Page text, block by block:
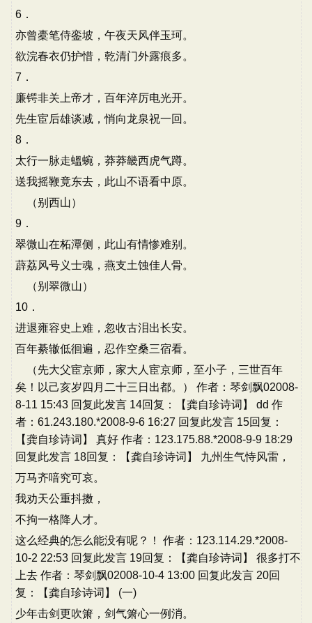
6．
亦曾橐笔侍銮坡，午夜天风伴玉珂。
欲浣春衣仍护惜，乾清门外露痕多。
7．
廉锷非关上帝才，百年淬厉电光开。
先生宦后雄谈减，悄向龙泉祝一回。
8．
太行一脉走蝹蜿，莽莽畿西虎气蹲。
送我摇鞭竟东去，此山不语看中原。
（别西山）
9．
翠微山在柘潭侧，此山有情惨难别。
薜荔风号义士魂，燕支土蚀佳人骨。
（别翠微山）
10．
进退雍容史上难，忽收古泪出长安。
百年綦辙低徊遍，忍作空桑三宿看。
（先大父宦京师，家大人宦京师，至小子，三世百年
矣！以己亥岁四月二十三日出都。） 作者：琴剑飘02008-
8-11 15:43 回复此发言 14回复：【龚自珍诗词】 dd 作
者：61.243.180.*2008-9-6 16:27 回复此发言 15回复：
【龚自珍诗词】 真好 作者：123.175.88.*2008-9-9 18:29
回复此发言 18回复：【龚自珍诗词】 九州生气恃风雷，
万马齐喑究可哀。
我劝天公重抖擞，
不拘一格降人才。
这么经典的怎么能没有呢？！ 作者：123.114.29.*2008-
10-2 22:53 回复此发言 19回复：【龚自珍诗词】 很多打不
上去 作者：琴剑飘02008-10-4 13:00 回复此发言 20回
复：【龚自珍诗词】 (一)
少年击剑更吹箫，剑气箫心一例消。